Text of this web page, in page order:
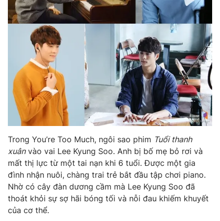
Sản phẩm
Thị trường
Tư vấn
Lịch phát sóng
Chuyên mục khác
Emagazine Podcast
Photo Infographic
Video Shorts video
VTV Money VTV Thể thao
VTV Sức khoẻ Bất động sản
Trong You’re Too Much, ngôi sao phim Tuổi thanh
xuânvào vai Lee Kyung Soo. Anh bị bố mẹ bỏ rơi và
mất thị lực từ một tai nạn khi 6 tuổi. Được một gia
đình nhận nuôi, chàng trai trẻ bắt đầu tập chơi piano.
Nhờ có cây đàn dương cầm mà Lee Kyung Soo đã
thoát khỏi sự sợ hãi bóng tối và nỗi đau khiếm khuyết
của cơ thể.